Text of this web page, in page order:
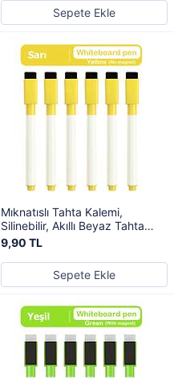
Sepete Ekle
Mıknatıslı Tahta Kalemi,
Silinebilir, Akıllı Beyaz Tahta
Kalemi, Sarı Renk
9,90 TL
Sepete Ekle